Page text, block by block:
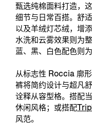
甄选纯棉面料打造，
细节与日常百搭。舒
以及羊绒灯芯绒，增
水洗和云雾效果则为
蓝、黑、白色配色则
从标志性 Roccia 廓
裤将简约设计与超凡
诠释从容型格。搭配
休闲风格；或搭配
风范。